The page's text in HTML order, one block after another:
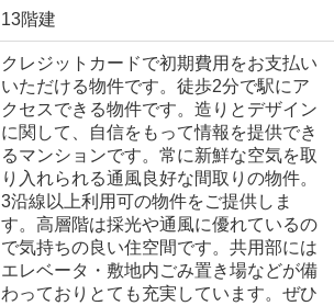
13階建
クレジットカードで初期費用をお支払い
いただける物件です。徒歩2分で駅にア
クセスできる物件です。造りとデザイン
に関して、自信をもって情報を提供でき
るマンションです。常に新鮮な空気を取
り入れられる通風良好な間取りの物件。
3沿線以上利用可の物件をご提供しま
す。高層階は採光や通風に優れているの
で気持ちの良い住空間です。共用部には
エレベータ・敷地内ごみ置き場などが備
わっておりとても充実しています。ぜひ